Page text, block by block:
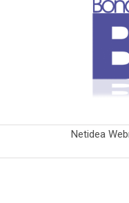
Netidea